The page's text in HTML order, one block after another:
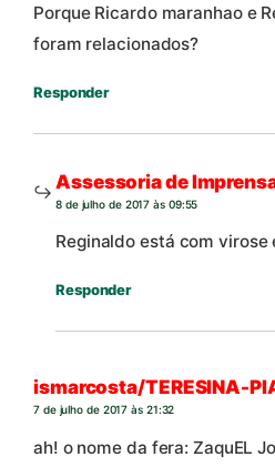
Porque Ricardo maranhao e
foram relacionados?
Responder
Assessoria de
8 de julho de 2017 às 09:55
Reginaldo está com virose
Responder
ismarcosta/TERESINA-
7 de julho de 2017 às 21:32
ah! o nome da fera: ZaquEL